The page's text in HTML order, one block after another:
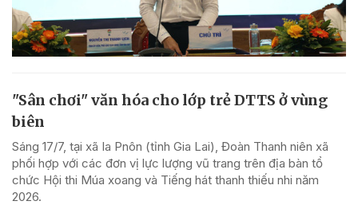
"Sân chơi" văn hóa cho lớp trẻ DTTS ở vùng
biên
Sáng 17/7, tại xã Ia Pnôn (tỉnh Gia Lai), Đoàn Thanh niên xã
phối hợp với các đơn vị lực lượng vũ trang trên địa bàn tổ
chức Hội thi Múa xoang và Tiếng hát thanh thiếu nhi năm
2026.